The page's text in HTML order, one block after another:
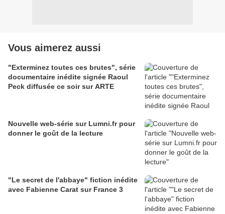
Vous aimerez aussi
"Exterminez toutes ces brutes", série
documentaire inédite signée Raoul
Peck diffusée ce soir sur ARTE
Nouvelle web-série sur Lumni.fr pour
donner le goût de la lecture
"Le secret de l'abbaye" fiction inédite
avec Fabienne Carat sur France 3